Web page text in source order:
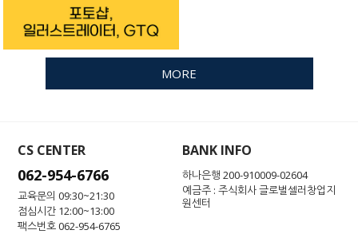
MORE
CS CENTER
062-954-6766
교육문의 09:30~21:30
점심시간 12:00~13:00
팩스번호 062-954-6765
BANK INFO
하나은행 200-910009-02604
예금주 : 주식회사 글로벌셀러창업지
원센터